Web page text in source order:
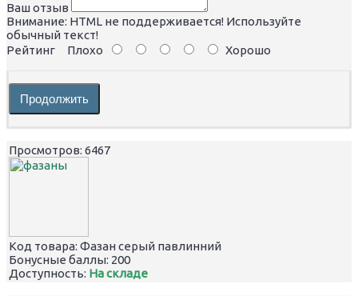
Ваш отзыв
Внимание: HTML не поддерживается! Используйте
обычный текст!
Рейтинг Плохо Хорошо
Продолжить
Просмотров: 6467
Код товара: Фазан серый павлинний
Бонусные баллы: 200
Доступность: На складе